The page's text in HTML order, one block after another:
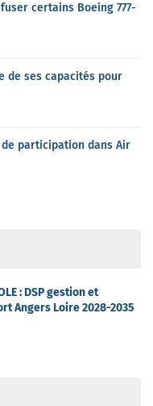
certains Boeing 777-
de ses capacités pour
participation dans Air
: DSP gestion et
Angers Loire 2028-2035